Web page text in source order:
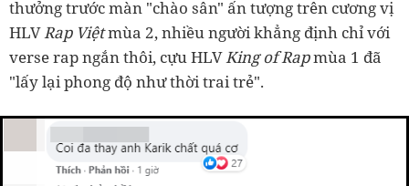
thưởng trước màn "chào sân" ấn tượng trên cương vị
HLVRap Việtmùa 2, nhiều người khẳng định chỉ với
verse rap ngắn thôi, cựu HLVKing of Rapmùa 1 đã
"lấy lại phong độ như thời trai trẻ".